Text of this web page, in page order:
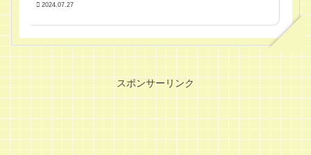
2024.07.27
スポンサーリンク